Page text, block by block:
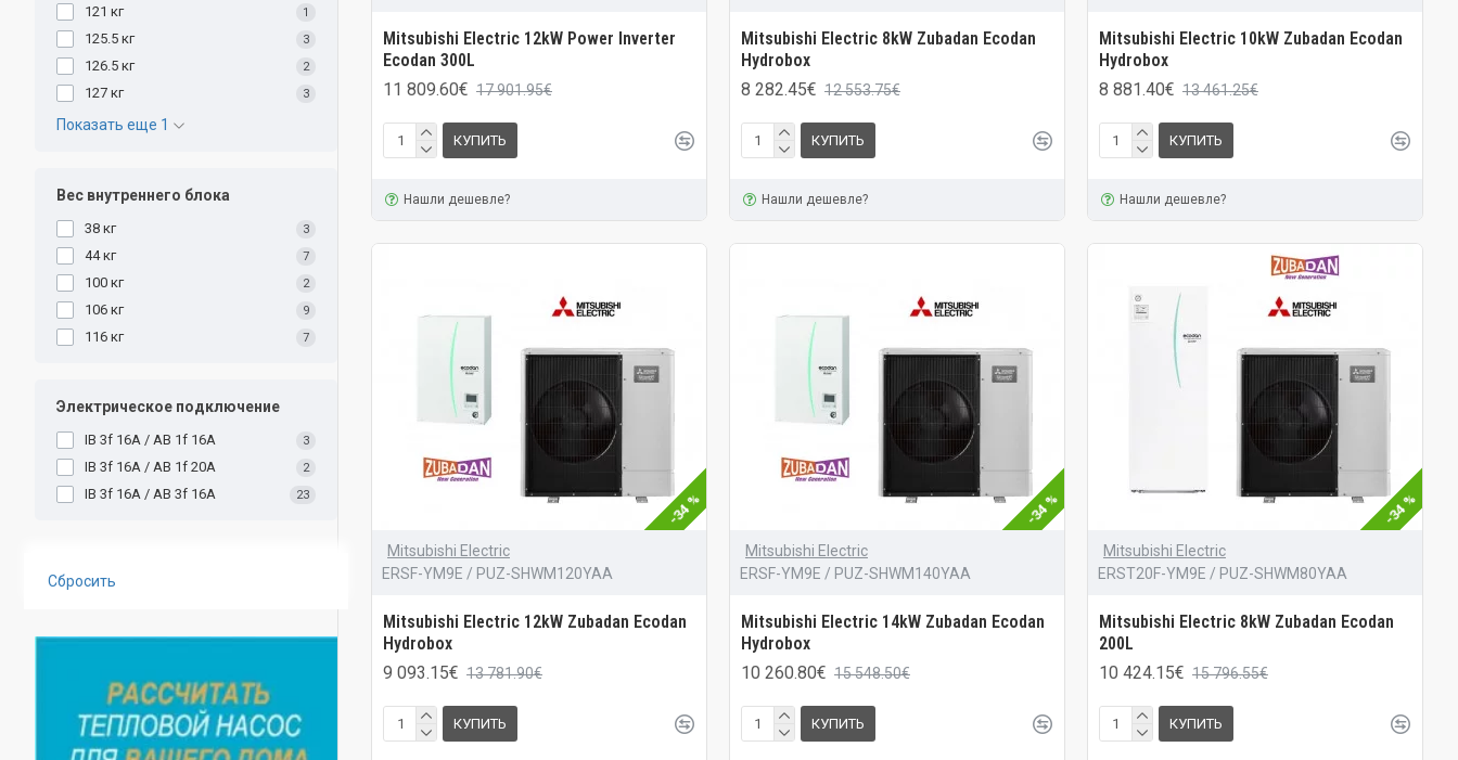
121 кг 1
125.5 кг 3
126.5 кг 2
127 кг 3
Показать еще 1
Вес внутреннего блока
38 кг 3
44 кг 7
100 кг 2
106 кг 9
116 кг 7
Электрическое подключение
IB 3f 16A / AB 1f 16A 3
IB 3f 16A / AB 1f 20A 2
IB 3f 16A / AB 3f 16A 23
Сбросить
Mitsubishi Electric 12kW Power Inverter
Ecodan 300L
11 809.60€ 17 901.95€
КУПИТЬ
Нашли дешевле?
Mitsubishi Electric 8kW Zubadan Ecodan
Hydrobox
8 282.45€ 12 553.75€
КУПИТЬ
Нашли дешевле?
Mitsubishi Electric 10kW Zubadan Ecodan
Hydrobox
8 881.40€ 13 461.25€
КУПИТЬ
Нашли дешевле?
-34 %
Mitsubishi Electric
ERSF-YM9E / PUZ-SHWM120YAA
Mitsubishi Electric 12kW Zubadan Ecodan
Hydrobox
9 093.15€ 13 781.90€
КУПИТЬ
-34 %
Mitsubishi Electric
ERSF-YM9E / PUZ-SHWM140YAA
Mitsubishi Electric 14kW Zubadan Ecodan
Hydrobox
10 260.80€ 15 548.50€
КУПИТЬ
-34 %
Mitsubishi Electric
ERST20F-YM9E / PUZ-SHWM80YAA
Mitsubishi Electric 8kW Zubadan Ecodan
200L
10 424.15€ 15 796.55€
КУПИТЬ